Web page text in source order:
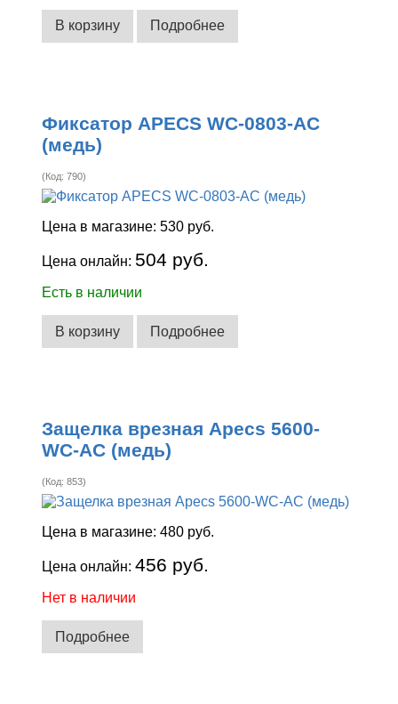
В корзину Подробнее
Фиксатор APECS WC-0803-AC
(медь)
(Код:790)
Цена в магазине:530 руб.
Цена онлайн: 504 руб.
Есть в наличии
В корзину Подробнее
Защелка врезная Apecs 5600-
WC-AC (медь)
(Код:853)
Цена в магазине:480 руб.
Цена онлайн:456 руб.
Нет в наличии
Подробнее